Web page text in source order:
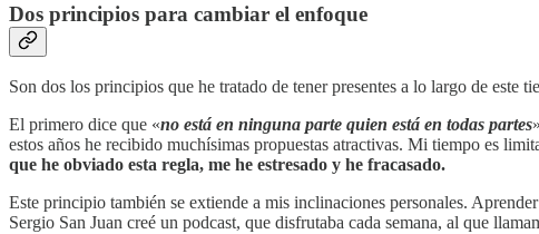
Dos principios para cambiar el enfoque
Son dos los principios que he tratado de tener presentes a lo largo de este
El primero dice que «no está en ninguna parte quien está en todas partes»
estos años he recibido muchísimas propuestas atractivas. Mi tiempo es
que he obviado esta regla, me he estresado y he fracasado.
Este principio también se extiende a mis inclinaciones personales.
Sergio San Juan creé un podcast, que disfrutaba cada semana, al que